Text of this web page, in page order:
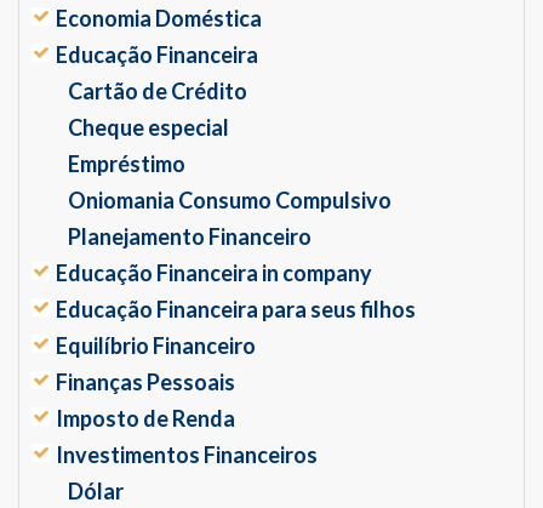
Economia Doméstica
Educação Financeira
Cartão de Crédito
Cheque especial
Empréstimo
Oniomania Consumo Compulsivo
Planejamento Financeiro
Educação Financeira in company
Educação Financeira para seus filhos
Equilíbrio Financeiro
Finanças Pessoais
Imposto de Renda
Investimentos Financeiros
Dólar